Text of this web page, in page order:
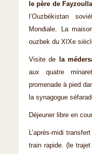
le père de
l’Ouzbékistan
Mondiale. La
ouzbek du XIXe
Visite de la
aux quatre
promenade à pied
la synagogue
Déjeuner libre en
L’après-midi
train rapide. (le